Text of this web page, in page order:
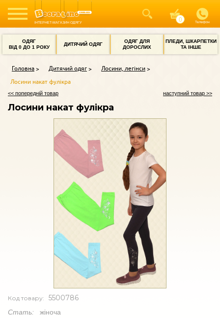
ІНТЕРНЕТ-МАГАЗИН ОДЯГУ Телефон
ОДЯГ
ВІД 0 ДО 1 РОКУ
ДИТЯЧИЙ ОДЯГ
ОДЯГ ДЛЯ
ДОРОСЛИХ
ПЛЕДИ, ШКАРПЕТКИ
ТА ІНШЕ
Головна Дитячий одяг
Лосини, легінси
Лосини накат фулікра
<< попередній товар наступний товар >>
Лосини накат фулікра
Код товару: 5500786
Стать: жіноча